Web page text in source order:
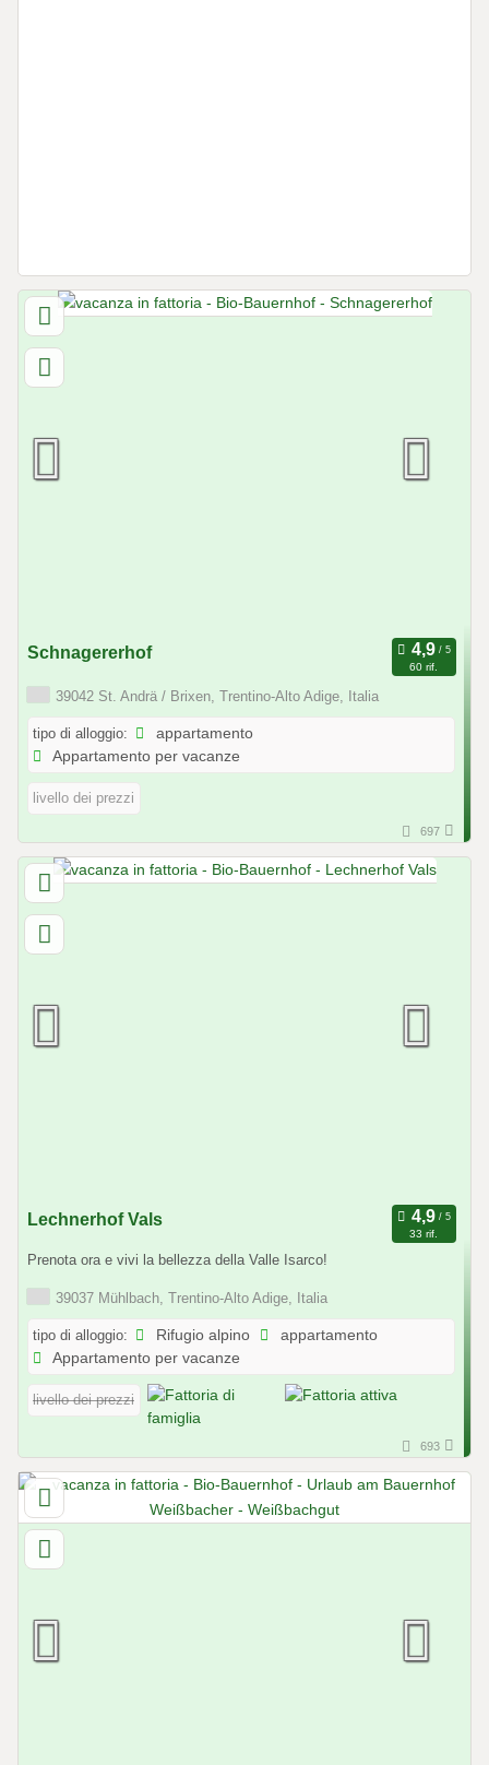
Schnagererhof
60 rif.
39042 St. Andrä / Brixen, Trentino-Alto Adige, Italia
tipo di alloggio:
appartamento
Appartamento per vacanze
livello dei prezzi
697
Lechnerhof Vals
33 rif.
Prenota ora e vivi la bellezza della Valle Isarco!
39037 Mühlbach, Trentino-Alto Adige, Italia
tipo di alloggio: Rifugio alpino
appartamento
Appartamento per vacanze
livello dei prezzi
693